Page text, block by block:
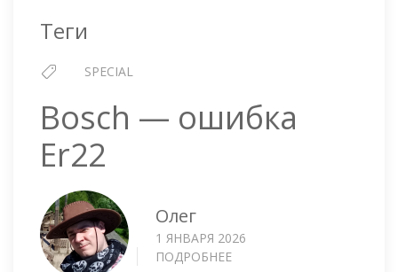
Теги
SPECIAL
Bosch — ошибка
Er22
Олег
1 ЯНВАРЯ 2026
ПОДРОБНЕЕ